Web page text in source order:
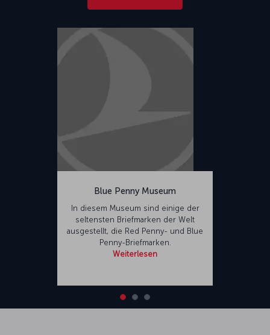
Blue Penny Museum
In diesem Museum sind einige der
seltensten Briefmarken der Welt
ausgestellt, die Red Penny- und Blue
Penny-Briefmarken.
Weiterlesen